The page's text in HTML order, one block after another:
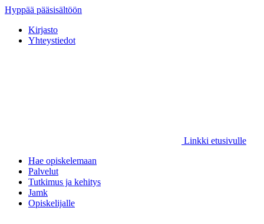
Hyppää pääsisältöön
Kirjasto
Yhteystiedot
Linkki etusivulle
Hae opiskelemaan
Palvelut
Tutkimus ja kehitys
Jamk
Opiskelijalle